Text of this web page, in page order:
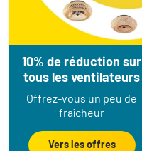
10% de réduction sur
tous les ventilateurs
Offrez-vous un peu de
fraîcheur
Vers les offres